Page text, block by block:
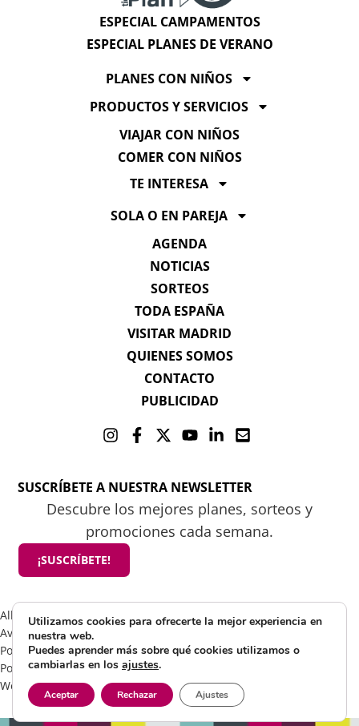
ESPECIAL CAMPAMENTOS
ESPECIAL PLANES DE VERANO
PLANES CON NIÑOS
PRODUCTOS Y SERVICIOS
VIAJAR CON NIÑOS
COMER CON NIÑOS
TE INTERESA
SOLA O EN PAREJA
AGENDA
NOTICIAS
SORTEOS
TODA ESPAÑA
VISITAR MADRID
QUIENES SOMOS
CONTACTO
PUBLICIDAD
SUSCRÍBETE A NUESTRA NEWSLETTER
Descubre los mejores planes, sorteos y
promociones cada semana.
¡SUSCRÍBETE!
All rights reserved 2025 ©Mamá tiene un plan
Aviso Legal
Política de Cookies
Política de Privacidad
Web by Visible Marketing
Utilizamos cookies para ofrecerte la mejor experiencia en
nuestra web.
Puedes aprender más sobre qué cookies utilizamos o
cambiarlas en los ajustes.
Aceptar Rechazar Ajustes